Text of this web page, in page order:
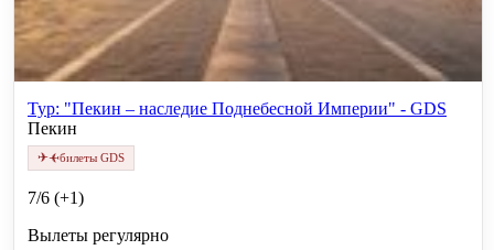
Тур: "Пекин – наследие Поднебесной Империи" - GDS
Пекин
✈✈билеты GDS
7/6 (+1)
Вылеты регулярно